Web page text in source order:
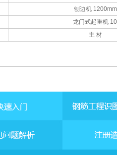
刨边机 1200mm
龙门式起重机
主 材